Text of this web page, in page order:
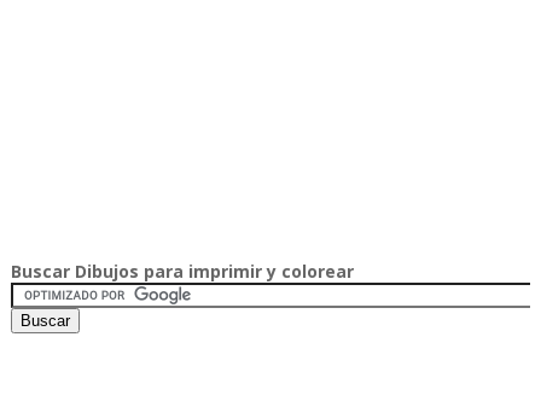
Buscar Dibujos para imprimir y colorear